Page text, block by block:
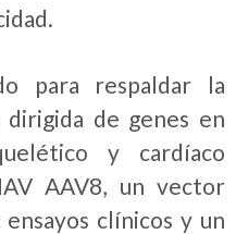
para respaldar la
de genes en
y cardíaco
AAV8, un vector
clínicos y un